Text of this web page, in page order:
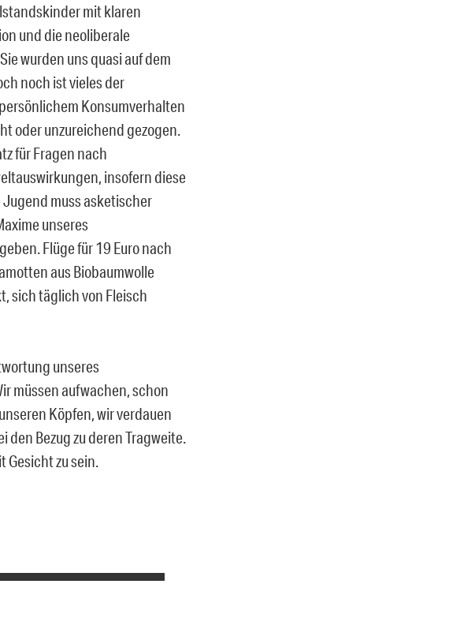
mit klaren
und die neoliberale
wurden uns quasi auf dem
noch ist vieles der
Konsumverhalten
oder unzureichend gezogen.
für Fragen nach
insofern diese
muss asketischer
unseres
Flüge für 19 Euro nach
aus Biobaumwolle
sich täglich von Fleisch
unseres
müssen aufwachen, schon
Köpfen, wir verdauen
Bezug zu deren Tragweite.
Gesicht zu sein.